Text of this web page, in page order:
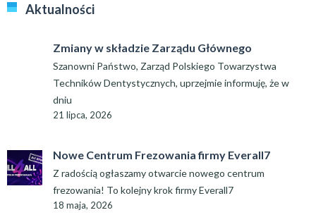
Aktualności
Zmiany w składzie Zarządu Głównego
Szanowni Państwo, Zarząd Polskiego Towarzystwa
Techników Dentystycznych, uprzejmie informuję, że w
dniu
21 lipca, 2026
Nowe Centrum Frezowania firmy Everall7
Z radością ogłaszamy otwarcie nowego centrum
frezowania! To kolejny krok firmy Everall7
18 maja, 2026